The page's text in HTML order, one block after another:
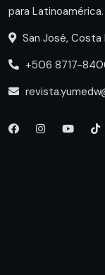
para Latinoamérica.
San José, Costa
+506 8717-